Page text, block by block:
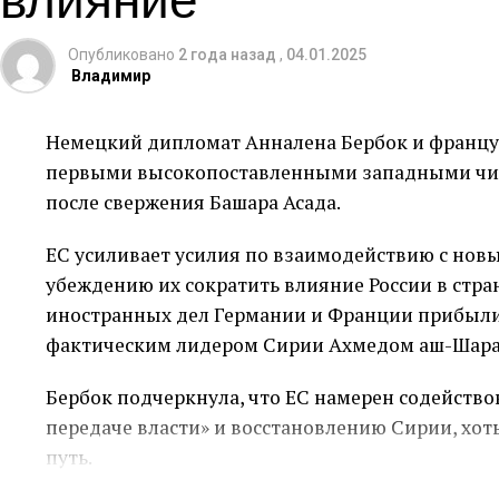
Согласно источникам, осведомленным о
смягчении ограничений на предоставление
услуг, таких как электроэнергия, для Сирии,
Решение администрации Байдена направлено
добрую волю народу Сирии и новым
Тем не менее, США рассматривают санкции
правящую группировку, которую они признали
последнее время демонстрирует более
Хасан также заявил, что ему известно о
некоторых санкций в ближайшем будущем.
Опубликовано 2 года назад , 04.01.2025
Владимир
Немецкий дипломат Анналена Бербок и
первыми высокопоставленными западными
после свержения Башара Асада.
ЕС усиливает усилия по взаимодействию с
убеждению их сократить влияние России в
иностранных дел Германии и Франции
фактическим лидером Сирии Ахмедом аш-
Бербок подчеркнула, что ЕС намерен
передаче власти» и восстановлению Сирии,
путь.